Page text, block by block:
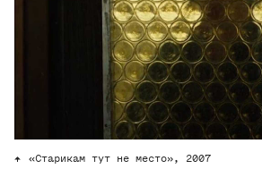
«Старикам тут не место», 2007